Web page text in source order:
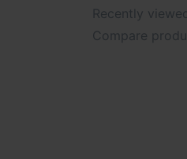
Recently
Compare